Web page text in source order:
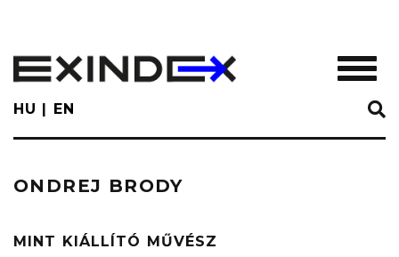
main
content
HU EN
ONDREJ BRODY
MINT KIÁLLÍTÓ MŰVÉSZ